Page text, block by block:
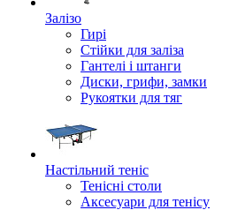
Залізо
Гирі
Стійки для заліза
Гантелі і штанги
Диски, грифи, замки
Рукоятки для тяг
Настільний теніс
Тенісні столи
Аксесуари для тенісу